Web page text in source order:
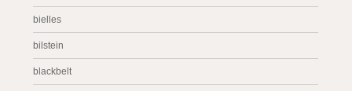
bielles
bilstein
blackbelt